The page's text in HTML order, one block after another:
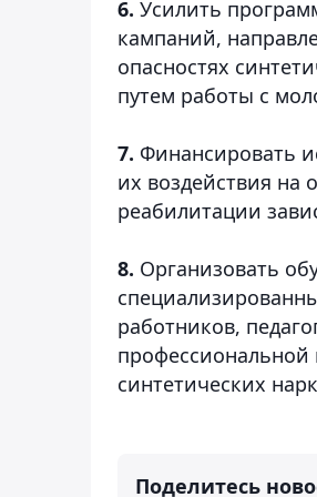
6. Усилить
кампаний,
опасностях
путем работы с
7. Финансировать
их воздействия на
реабилитации
8. Организовать
работников,
профессиональной
синтетических
Поделитесь